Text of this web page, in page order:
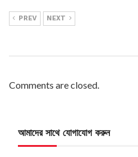
PREV NEXT
Comments are closed.
আমাদের সাথে যোগাযোগ করুন